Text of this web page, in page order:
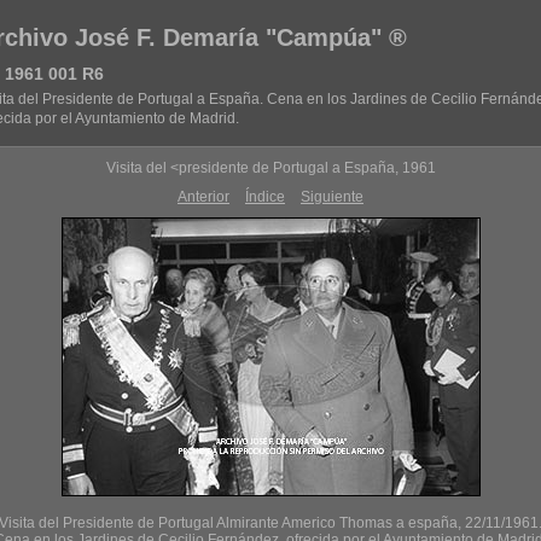
José F. Demaría "Campúa" ®
1961 001 R6
del Presidente de Portugal a España. Cena en los Jardines de Cecilio
por el Ayuntamiento de Madrid.
Visita del <presidente de Portugal a España, 1961
Anterior
Índice Siguiente
Visita del Presidente de Portugal Almirante Americo Thomas a españa, 22/11/1961.